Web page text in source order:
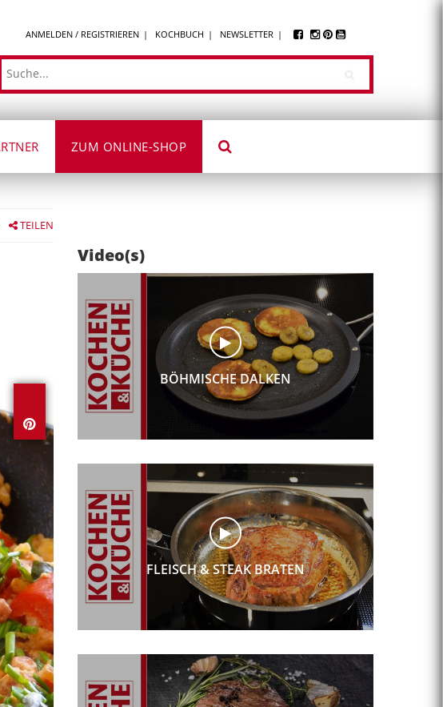
ANMELDEN / REGISTRIEREN KOCHBUCH NEWSLETTER
Suche
ZUM ONLINE-SHOP
TEILEN
Video(s)
BÖHMISCHE DALKEN
FLEISCH & STEAK BRATEN